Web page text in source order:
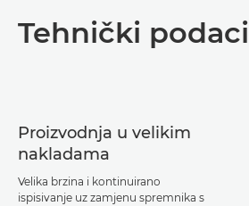
Tehnički podaci
Proizvodnja u velikim
nakladama
Velika brzina i kontinuirano
ispisivanje uz zamjenu spremnika s